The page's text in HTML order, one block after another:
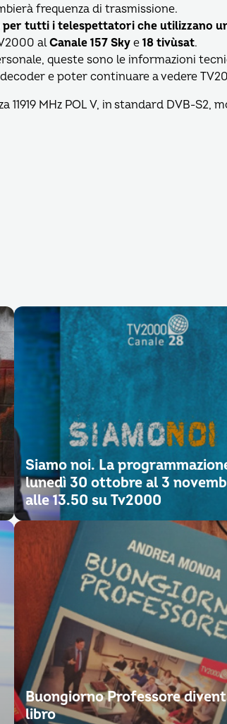
frequenza di trasmissione.
tutti i telespettatori che utilizzano
alCanale 157 Sky e 18 tivùsat.
queste sono le informazioni
e poter continuare a vedere
11919 MHz POL V, in standard DVB-S2,
Siamo noi. La
lunedì 30 ottobre al 3
alle 13.50 su Tv2000
Buongiorno Professore
libro